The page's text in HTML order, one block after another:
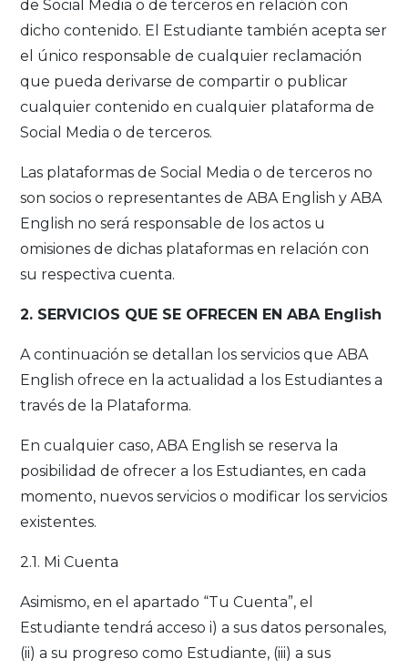
de Social Media o de terceros en relación con
dicho contenido. El Estudiante también acepta ser
el único responsable de cualquier reclamación
que pueda derivarse de compartir o publicar
cualquier contenido en cualquier plataforma de
Social Media o de terceros.
Las plataformas de Social Media o de terceros no
son socios o representantes de ABA English y ABA
English no será responsable de los actos u
omisiones de dichas plataformas en relación con
su respectiva cuenta.
2. SERVICIOS QUE SE OFRECEN EN ABA English
A continuación se detallan los servicios que ABA
English ofrece en la actualidad a los Estudiantes a
través de la Plataforma.
En cualquier caso, ABA English se reserva la
posibilidad de ofrecer a los Estudiantes, en cada
momento, nuevos servicios o modificar los servicios
existentes.
2.1. Mi Cuenta
Asimismo, en el apartado “Tu Cuenta”, el
Estudiante tendrá acceso i) a sus datos personales,
(ii) a su progreso como Estudiante, (iii) a sus